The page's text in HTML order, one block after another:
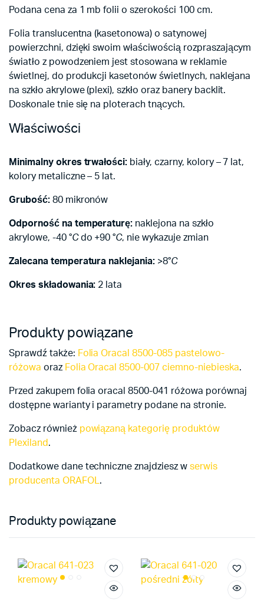
Podana cena za 1 mb folii o szerokości 100 cm.
Folia translucentna (kasetonowa) o satynowej
powierzchni, dzięki swoim właściwością rozpraszającym
światło z powodzeniem jest stosowana w reklamie
świetlnej, do produkcji kasetonów świetlnych, naklejana
na szkło akrylowe (plexi), szkło oraz banery backlit.
Doskonale tnie się na ploterach tnących.
Właściwości
Minimalny okres trwałości: biały, czarny, kolory – 7 lat,
kolory metaliczne – 5 lat.
Grubość: 80 mikronów
Odporność na temperaturę: naklejona na szkło
akrylowe, -40 °Cdo +90°C, nie wykazuje zmian
Zalecana temperatura naklejania: >8°C
Okres składowania: 2 lata
Produkty powiązane
Sprawdź także: Folia Oracal 8500-085 pastelowo-
różowa oraz Folia Oracal 8500-007 ciemno-niebieska.
Przed zakupem folia oracal 8500-041 różowa porównaj
dostępne warianty i parametry podane na stronie.
Zobacz również powiązaną kategorię produktów
Plexiland.
Dodatkowe dane techniczne znajdziesz w serwis
producenta ORAFOL .
Produkty powiązane